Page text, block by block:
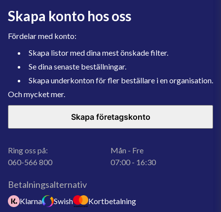
Skapa konto hos oss
Fördelar med konto:
Skapa listor med dina mest önskade filter.
Se dina senaste beställningar.
Skapa underkonton för fler beställare i en organisation.
Och mycket mer.
Skapa företagskonto
Ring oss på:
060-566 800
Mån - Fre
07:00 - 16:30
Betalningsalternativ
Klarna Swish Kortbetalning